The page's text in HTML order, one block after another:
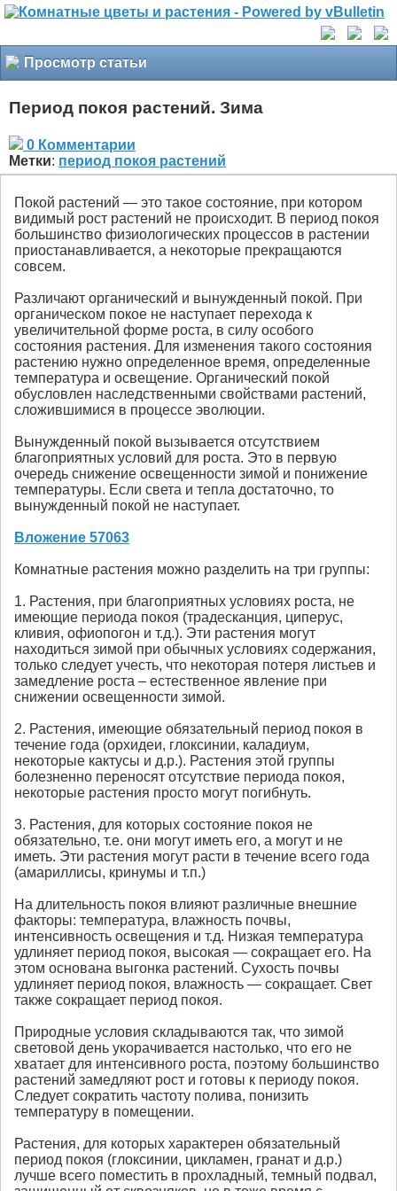
Просмотр статьи
Период покоя растений. Зима
0 Комментарии
Метки: период покоя растений
Покой растений — это такое состояние, при котором
видимый рост растений не происходит. В период покоя
большинство физиологических процессов в растении
приостанавливается, а некоторые прекращаются
совсем.
Различают органический и вынужденный покой. При
органическом покое не наступает перехода к
увеличительной форме роста, в силу особого
состояния растения. Для изменения такого состояния
растению нужно определенное время, определенные
температура и освещение. Органический покой
обусловлен наследственными свойствами растений,
сложившимися в процессе эволюции.
Вынужденный покой вызывается отсутствием
благоприятных условий для роста. Это в первую
очередь снижение освещенности зимой и понижение
температуры. Если света и тепла достаточно, то
вынужденный покой не наступает.
Вложение 57063
Комнатные растения можно разделить на три группы:
1. Растения, при благоприятных условиях роста, не
имеющие периода покоя (традесканция, циперус,
кливия, офиопогон и т.д.). Эти растения могут
находиться зимой при обычных условиях содержания,
только следует учесть, что некоторая потеря листьев и
замедление роста – естественное явление при
снижении освещенности зимой.
2. Растения, имеющие обязательный период покоя в
течение года (орхидеи, глоксинии, каладиум,
некоторые кактусы и д.р.). Растения этой группы
болезненно переносят отсутствие периода покоя,
некоторые растения просто могут погибнуть.
3. Растения, для которых состояние покоя не
обязательно, т.е. они могут иметь его, а могут и не
иметь. Эти растения могут расти в течение всего года
(амариллисы, кринумы и т.п.)
На длительность покоя влияют различные внешние
факторы: температура, влажность почвы,
интенсивность освещения и т.д. Низкая температура
удлиняет период покоя, высокая — сокращает его. На
этом основана выгонка растений. Сухость почвы
удлиняет период покоя, влажность — сокращает. Свет
также сокращает период покоя.
Природные условия складываются так, что зимой
световой день укорачивается настолько, что его не
хватает для интенсивного роста, поэтому большинство
растений замедляют рост и готовы к периоду покоя.
Следует сократить частоту полива, понизить
температуру в помещении.
Растения, для которых характерен обязательный
период покоя (глоксинии, цикламен, гранат и д.р.)
лучше всего поместить в прохладный, темный подвал,